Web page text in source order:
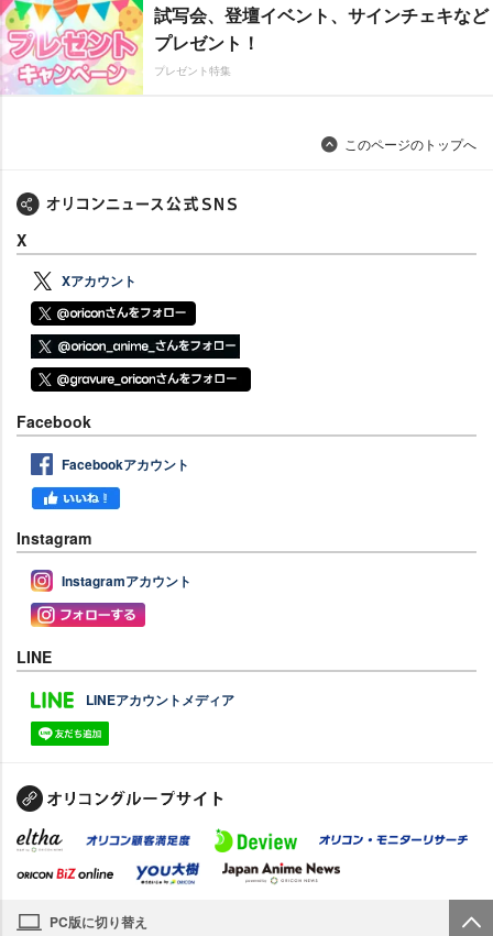
試写会、登壇イベント、サインチェキなど
プレゼント！
プレゼント特集
このページのトップへ
X
Xアカウント
Facebook
Facebookアカウント
Instagram
Instagramアカウント
LINE
LINEアカウントメディア
PC版に切り替え